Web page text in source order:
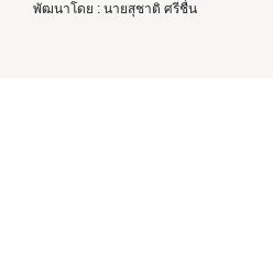
พัฒนาโดย : นายสุชาติ ศรีชื่น